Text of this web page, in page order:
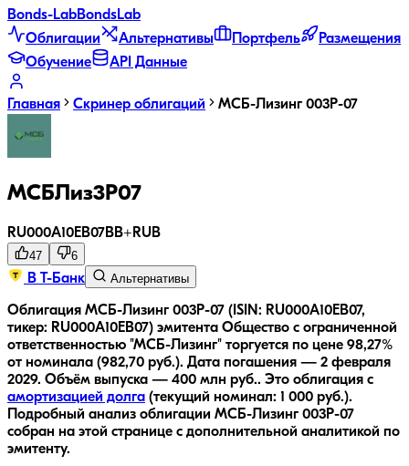
Bonds-LabBondsLab
Облигации
Альтернативы Портфель
Размещения
Обучение
API Данные
Главная Скринер облигаций МСБ-Лизинг 003P-07
МСБЛиз3P07
RU000A10EB07BB+ RUB
47 6
В Т-Банк Альтернативы
Облигация МСБ-Лизинг 003P-07 (ISIN: RU000A10EB07,
тикер: RU000A10EB07) эмитента Общество с ограниченной
ответственностью "МСБ-Лизинг" торгуется по цене 98,27%
от номинала (982,70 руб.). Дата погашения — 2 февраля
2029. Объём выпуска — 400 млн руб.. Это облигация с
амортизацией долга (текущий номинал: 1 000 руб.).
Подробный анализ облигации МСБ-Лизинг 003P-07
собран на этой странице с дополнительной аналитикой по
эмитенту.